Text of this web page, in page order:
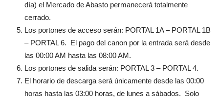
día) el Mercado de Abasto permanecerá totalmente
cerrado.
Los portones de acceso serán: PORTAL 1A – PORTAL 1B
– PORTAL 6. El pago del canon por la entrada será desde
las 00:00 AM hasta las 08:00 AM.
Los portones de salida serán: PORTAL 3 – PORTAL 4.
El horario de descarga será únicamente desde las 00:00
horas hasta las 03:00 horas, de lunes a sábados. Solo